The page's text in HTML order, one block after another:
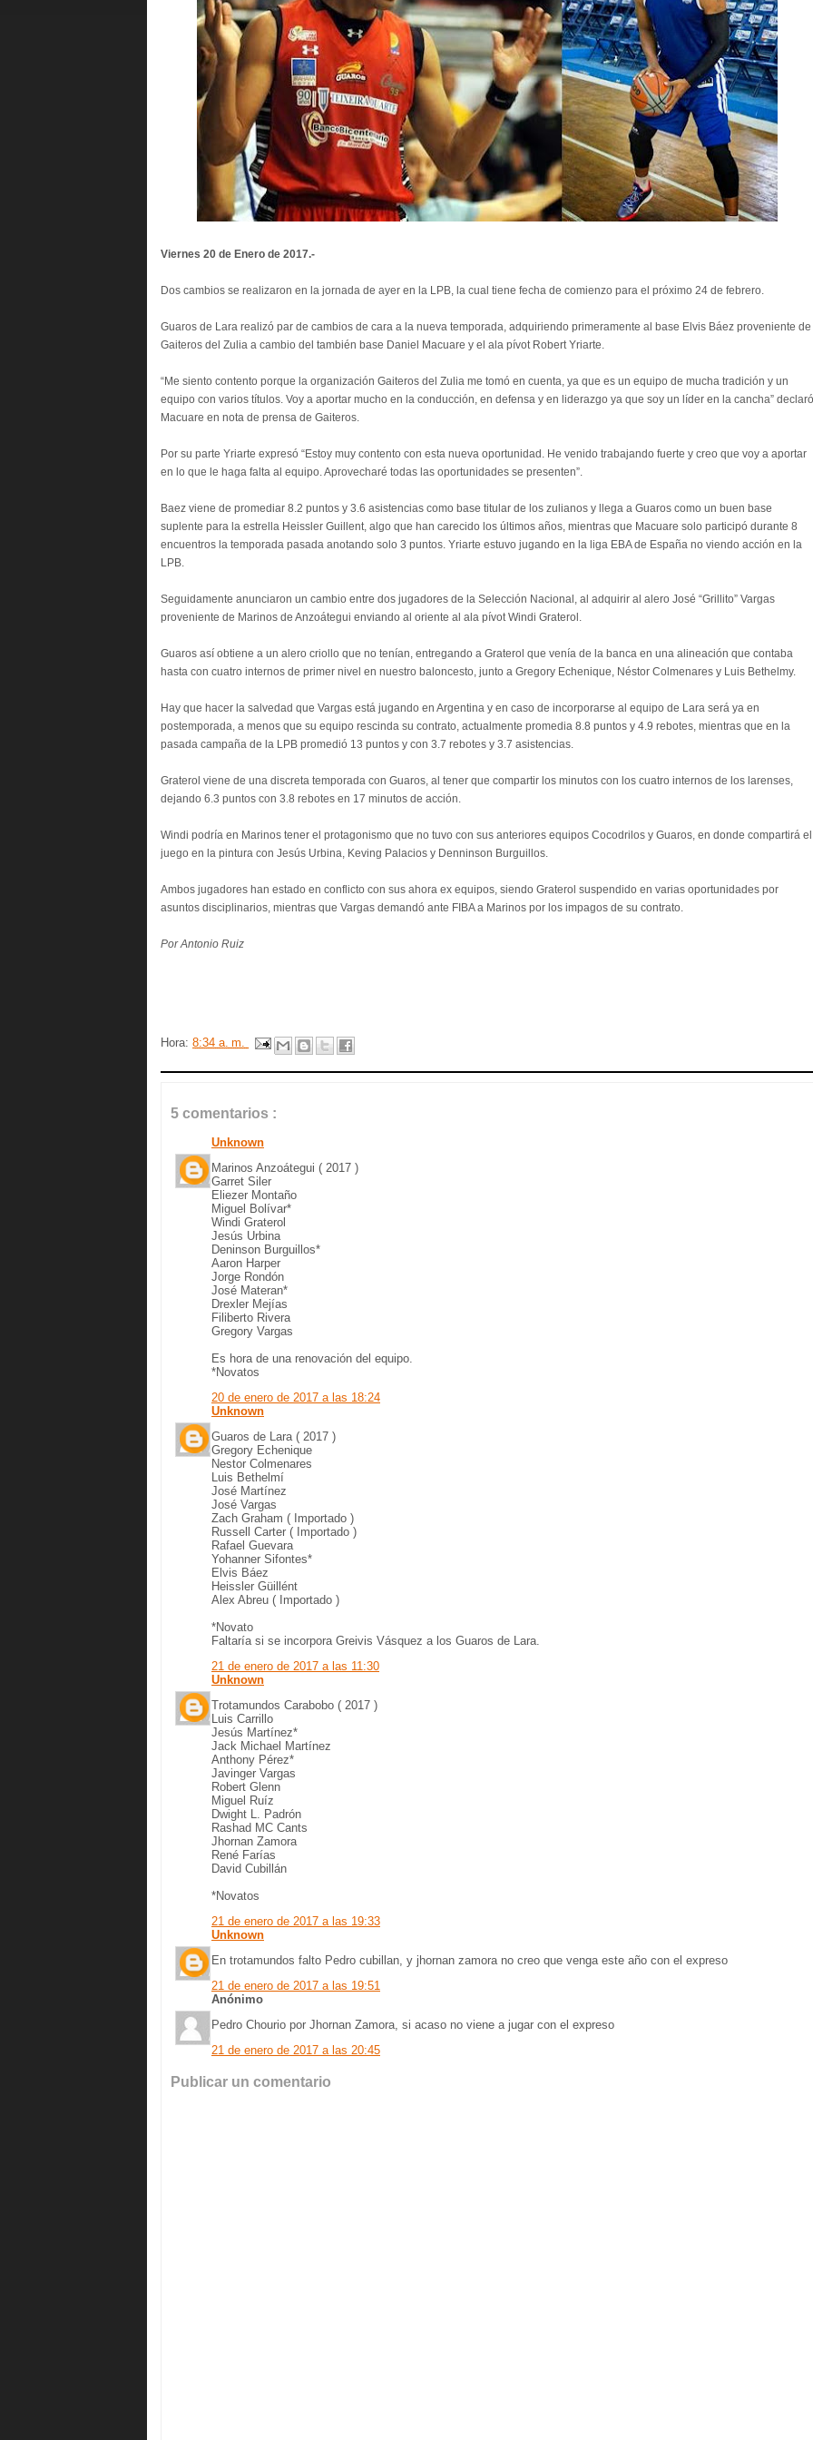
Viernes 20 de Enero de 2017.-
Dos cambios se realizaron en la jornada de ayer en la LPB, la cual tiene fecha de comienzo para el próximo 24 de febrero.
Guaros de Lara realizó par de cambios de cara a la nueva temporada, adquiriendo primeramente al base Elvis Báez proveniente de
Gaiteros del Zulia a cambio del también base Daniel Macuare y el ala pívot Robert Yriarte.
“Me siento contento porque la organización Gaiteros del Zulia me tomó en cuenta, ya que es un equipo de mucha tradición y un
equipo con varios títulos. Voy a aportar mucho en la conducción, en defensa y en liderazgo ya que soy un líder en la cancha” declaró
Macuare en nota de prensa de Gaiteros.
Por su parte Yriarte expresó “Estoy muy contento con esta nueva oportunidad. He venido trabajando fuerte y creo que voy a aportar
en lo que le haga falta al equipo. Aprovecharé todas las oportunidades se presenten”.
Baez viene de promediar 8.2 puntos y 3.6 asistencias como base titular de los zulianos y llega a Guaros como un buen base
suplente para la estrella Heissler Guillent, algo que han carecido los últimos años, mientras que Macuare solo participó durante 8
encuentros la temporada pasada anotando solo 3 puntos. Yriarte estuvo jugando en la liga EBA de España no viendo acción en la
LPB.
Seguidamente anunciaron un cambio entre dos jugadores de la Selección Nacional, al adquirir al alero José “Grillito” Vargas
proveniente de Marinos de Anzoátegui enviando al oriente al ala pívot Windi Graterol.
Guaros así obtiene a un alero criollo que no tenían, entregando a Graterol que venía de la banca en una alineación que contaba
hasta con cuatro internos de primer nivel en nuestro baloncesto, junto a Gregory Echenique, Néstor Colmenares y Luis Bethelmy.
Hay que hacer la salvedad que Vargas está jugando en Argentina y en caso de incorporarse al equipo de Lara será ya en
postemporada, a menos que su equipo rescinda su contrato, actualmente promedia 8.8 puntos y 4.9 rebotes, mientras que en la
pasada campaña de la LPB promedió 13 puntos y con 3.7 rebotes y 3.7 asistencias.
Graterol viene de una discreta temporada con Guaros, al tener que compartir los minutos con los cuatro internos de los larenses,
dejando 6.3 puntos con 3.8 rebotes en 17 minutos de acción.
Windi podría en Marinos tener el protagonismo que no tuvo con sus anteriores equipos Cocodrilos y Guaros, en donde compartirá el
juego en la pintura con Jesús Urbina, Keving Palacios y Denninson Burguillos.
Ambos jugadores han estado en conflicto con sus ahora ex equipos, siendo Graterol suspendido en varias oportunidades por
asuntos disciplinarios, mientras que Vargas demandó ante FIBA a Marinos por los impagos de su contrato.
Por Antonio Ruiz
Hora: 8:34 a. m.
5 comentarios :
Unknown
Marinos Anzoátegui ( 2017 )
Garret Siler
Eliezer Montaño
Miguel Bolívar*
Windi Graterol
Jesús Urbina
Deninson Burguillos*
Aaron Harper
Jorge Rondón
José Materan*
Drexler Mejías
Filiberto Rivera
Gregory Vargas
Es hora de una renovación del equipo.
*Novatos
20 de enero de 2017 a las 18:24
Unknown
Guaros de Lara ( 2017 )
Gregory Echenique
Nestor Colmenares
Luis Bethelmí
José Martínez
José Vargas
Zach Graham ( Importado )
Russell Carter ( Importado )
Rafael Guevara
Yohanner Sifontes*
Elvis Báez
Heissler Güillént
Alex Abreu ( Importado )
*Novato
Faltaría si se incorpora Greivis Vásquez a los Guaros de Lara.
21 de enero de 2017 a las 11:30
Unknown
Trotamundos Carabobo ( 2017 )
Luis Carrillo
Jesús Martínez*
Jack Michael Martínez
Anthony Pérez*
Javinger Vargas
Robert Glenn
Miguel Ruíz
Dwight L. Padrón
Rashad MC Cants
Jhornan Zamora
René Farías
David Cubillán
*Novatos
21 de enero de 2017 a las 19:33
Unknown
En trotamundos falto Pedro cubillan, y jhornan zamora no creo que venga este año con el expreso
21 de enero de 2017 a las 19:51
Anónimo
Pedro Chourio por Jhornan Zamora, si acaso no viene a jugar con el expreso
21 de enero de 2017 a las 20:45
Publicar un comentario